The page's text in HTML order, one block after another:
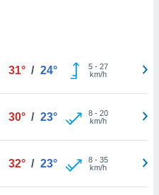
31° / 24° 5- 27
km/h
30° / 23° 8- 20
km/h
32° / 23° 8- 35
km/h